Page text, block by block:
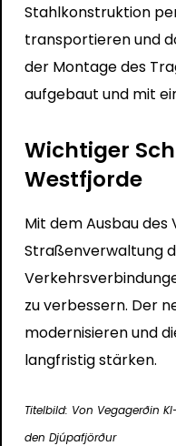
Stahlkonstruktion
transportieren und
der Montage des
aufgebaut und mit
Wichtiger
Westfjorde
Mit dem Ausbau
Straßenverwaltung
zu verbessern. Der
modernisieren und
langfristig stärken.
Titelbild: Von Vegagerðin
den Djúpafjörður